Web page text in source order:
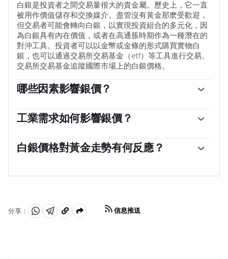
白銀是投資者之間交易量很大的貴金屬。歷史上，它一直
被用作價值儲存和交換媒介。盡管沒有黃金那麽受歡迎，
但交易者可能會轉向白銀，以實現投資組合的多元化，因
為白銀具有內在價值，或者在高通脹時期作為一種潛在的
對沖工具。投資者可以以金幣或金條的形式購買實物白
銀，也可以通過交易所交易基金（etf）等工具進行交易。
交易所交易基金追蹤國際市場上的白銀價格。
哪些因素影響銀價？
濟深度衰退的擔憂，可能使白銀價格因其避險地位而上
漲，盡管其上漲幅度不及黃金。作為一種無收益資產，白
（USD）的表現，因為資產是以美元（XAG/USD）定價
金豐富得多）和回收率也會影響價格。
工業需求如何影響銀價？
為它是所有金屬中導電性最高的金屬之一，比銅和金還要
高。需求的激增可能會提高價格，而需求的下降往往會降
動：對於美國，尤其是中國，它們的大型工業部門在各種
白銀價格對黃金走勢有何反應？
也會隨之上漲，因為它們作為避險資產的地位是相似的。
者可能認為高比率是白銀被低估或黃金被高估的一個指
標。相反，較低的比率可能表明黃金相對於白銀被低估
分享：
分 分 複
信息推送